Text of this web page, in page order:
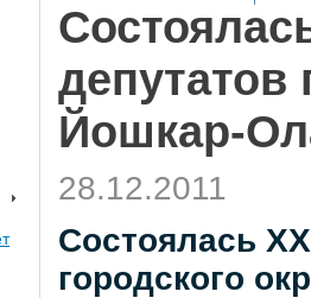
депутатов
Йошкар-
28.12.2011
Состоялась
городского